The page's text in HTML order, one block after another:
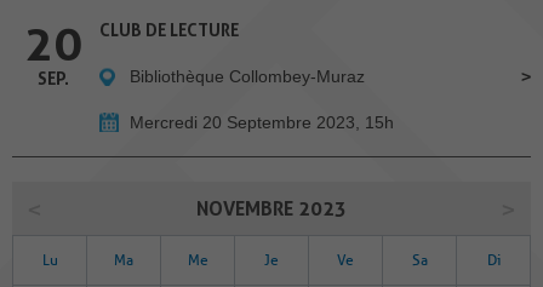
20
SEP.
CLUB DE LECTURE
Bibliothèque Collombey-Muraz
Mercredi 20 Septembre 2023, 15h
NOVEMBRE 2023
Lu Ma Me Je Ve Sa Di